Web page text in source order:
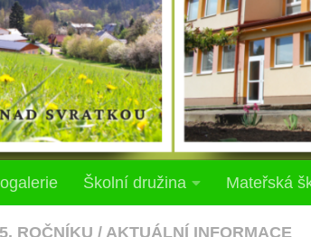
Školní družina Mateřská
ROČNÍKU / AKTUÁLNÍ INFORMACE